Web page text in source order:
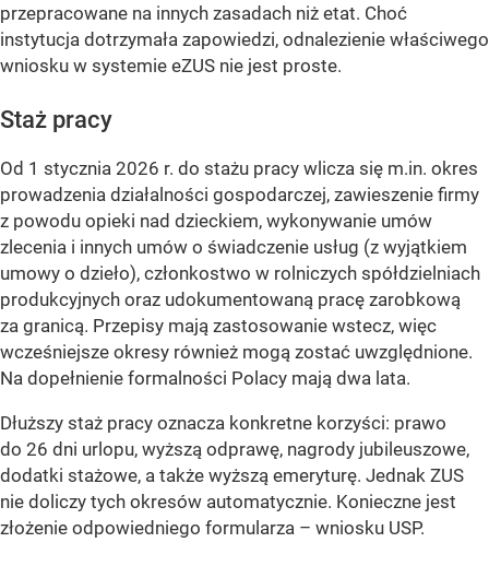
przepracowane na innych zasadach niż etat. Choć
instytucja dotrzymała zapowiedzi, odnalezienie właściwego
wniosku w systemie eZUS nie jest proste.
Staż pracy
Od 1 stycznia 2026 r. do stażu pracy wlicza się m.in. okres
prowadzenia działalności gospodarczej, zawieszenie firmy
z powodu opieki nad dzieckiem, wykonywanie umów
zlecenia i innych umów o świadczenie usług (z wyjątkiem
umowy o dzieło), członkostwo w rolniczych spółdzielniach
produkcyjnych oraz udokumentowaną pracę zarobkową
za granicą. Przepisy mają zastosowanie wstecz, więc
wcześniejsze okresy również mogą zostać uwzględnione.
Na dopełnienie formalności Polacy mają dwa lata.
Dłuższy staż pracy oznacza konkretne korzyści: prawo
do 26 dni urlopu, wyższą odprawę, nagrody jubileuszowe,
dodatki stażowe, a także wyższą emeryturę. Jednak ZUS
nie doliczy tych okresów automatycznie. Konieczne jest
złożenie odpowiedniego formularza – wniosku USP.